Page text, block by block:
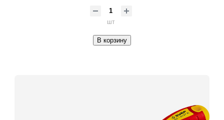
шт
В корзину